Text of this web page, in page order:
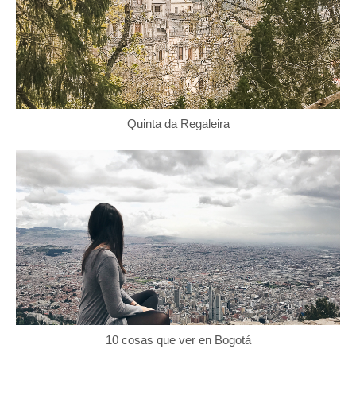
Quinta da Regaleira
10 cosas que ver en Bogotá